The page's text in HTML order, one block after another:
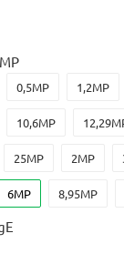
0,5MP 1,2MP
10,6MP
25MP 2MP
6MP 8,95MP